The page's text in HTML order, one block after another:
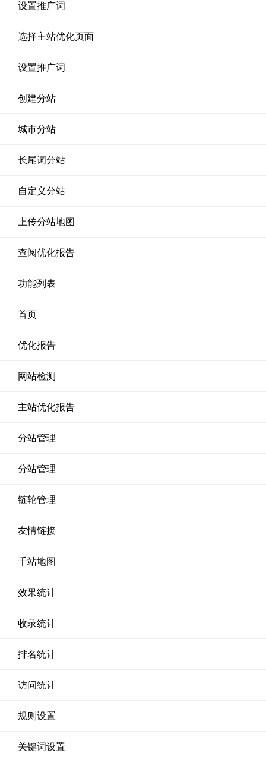
设置推广词
选择主站优化页面
设置推广词
创建分站
城市分站
长尾词分站
自定义分站
上传分站地图
查阅优化报告
功能列表
首页
优化报告
网站检测
主站优化报告
分站管理
分站管理
链轮管理
友情链接
千站地图
效果统计
收录统计
排名统计
访问统计
规则设置
关键词设置